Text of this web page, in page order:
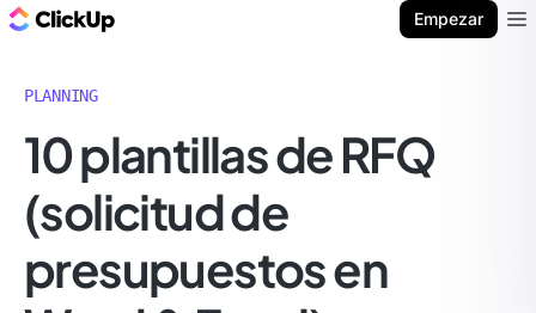
Empezar
PLANNING
10 plantillas de RFQ
(solicitud de
presupuestos en